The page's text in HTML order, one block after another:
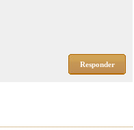
Responder